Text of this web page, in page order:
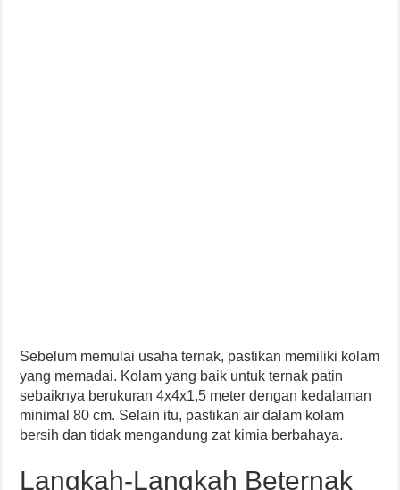
Sebelum memulai usaha ternak, pastikan memiliki kolam
yang memadai. Kolam yang baik untuk ternak patin
sebaiknya berukuran 4x4x1,5 meter dengan kedalaman
minimal 80 cm. Selain itu, pastikan air dalam kolam
bersih dan tidak mengandung zat kimia berbahaya.
Langkah-Langkah Beternak